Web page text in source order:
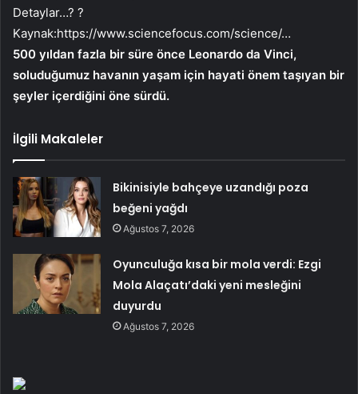
Detaylar…? ?
Kaynak:https://www.sciencefocus.com/science/…
500 yıldan fazla bir süre önce Leonardo da Vinci,
soluduğumuz havanın yaşam için hayati önem taşıyan bir
şeyler içerdiğini öne sürdü.
İlgili Makaleler
Bikinisiyle bahçeye uzandığı poza
beğeni yağdı
Ağustos 7, 2026
Oyunculuğa kısa bir mola verdi: Ezgi
Mola Alaçatı’daki yeni mesleğini
duyurdu
Ağustos 7, 2026